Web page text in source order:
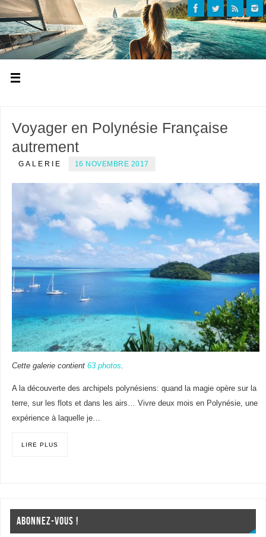
Voyager en Polynésie Française
autrement
GALERIE 16 NOVEMBRE 2017
Cette galerie contient 63 photos
A la découverte des archipels polynésiens: quand la magie opère sur la
terre, sur les flots et dans les airs… Vivre deux mois en Polynésie, une
expérience à laquelle je…
LIRE PLUS
ABONNEZ-VOUS !